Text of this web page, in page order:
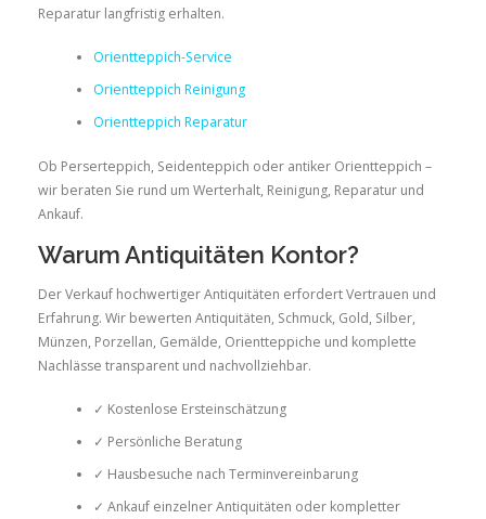
Reparatur langfristig erhalten.
Orientteppich-Service
Orientteppich Reinigung
Orientteppich Reparatur
Ob Perserteppich, Seidenteppich oder antiker Orientteppich –
wir beraten Sie rund um Werterhalt, Reinigung, Reparatur und
Ankauf.
Warum Antiquitäten Kontor?
Der Verkauf hochwertiger Antiquitäten erfordert Vertrauen und
Erfahrung. Wir bewerten Antiquitäten, Schmuck, Gold, Silber,
Münzen, Porzellan, Gemälde, Orientteppiche und komplette
Nachlässe transparent und nachvollziehbar.
✓ Kostenlose Ersteinschätzung
✓ Persönliche Beratung
✓ Hausbesuche nach Terminvereinbarung
✓ Ankauf einzelner Antiquitäten oder kompletter